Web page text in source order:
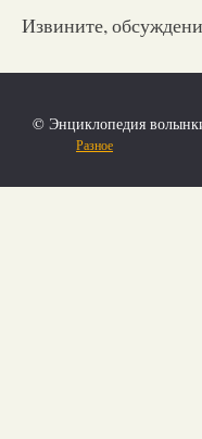
Извините,
© Энциклопедия
Разное